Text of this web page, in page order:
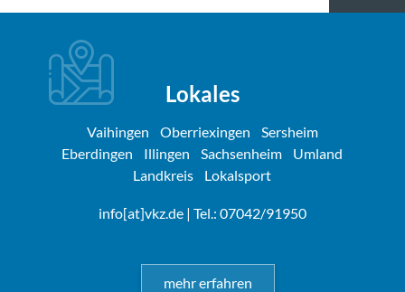
Lokales
Vaihingen Oberriexingen
Sersheim
Eberdingen
Illingen Sachsenheim
Umland
Landkreis
Lokalsport
info[at]vkz.de| Tel.: 07042/91950
mehr erfahren